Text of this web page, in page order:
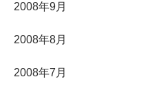
2008年9月
2008年8月
2008年7月